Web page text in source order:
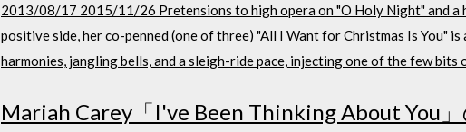
2013/08/17 2015/11/26 Pretensions to high opera on "O Holy Night" and a
positive side, her co-penned (one of three) "All I Want for Christmas Is You"
harmonies, jangling bells, and a sleigh-ride pace, injecting one of the few
Mariah Carey「I've Been Thinking About You